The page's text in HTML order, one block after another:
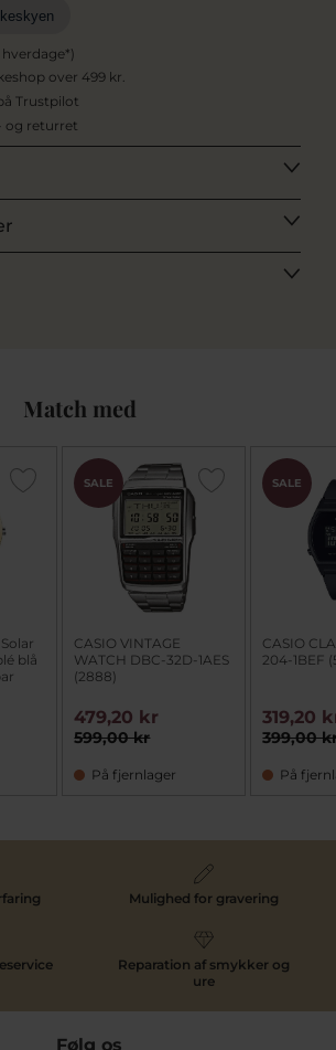
hverdage*)
over 499 kr.
Trustpilot
og returret
Match med
blå
SALE
CASIO VINTAGE
WATCH DBC-32D-1AES
(2888)
599,00 kr
479,20 kr
På fjernlager
SALE
CASIO
204-1BEF
399,00
319,20
På
Mulighed for gravering
Reparation af smykker og
ure
Følg os